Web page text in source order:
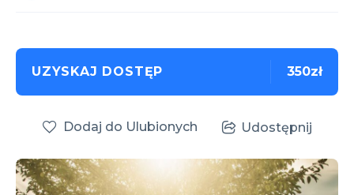
UZYSKAJ DOSTĘP 350zł
Dodaj do Ulubionych Udostępnij